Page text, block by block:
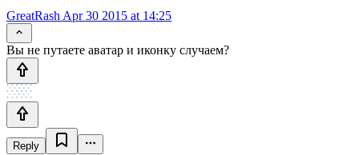
GreatRash Apr 30 2015 at 14:25
Вы не путаете аватар и иконку случаем?
Reply